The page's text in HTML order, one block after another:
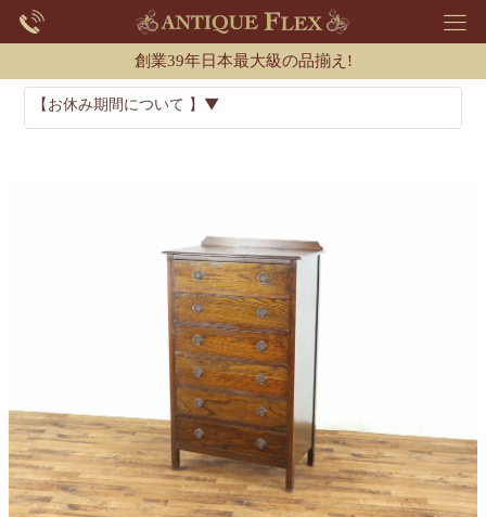
創業39年日本最大級の品揃え!
【お休み期間について 】▼